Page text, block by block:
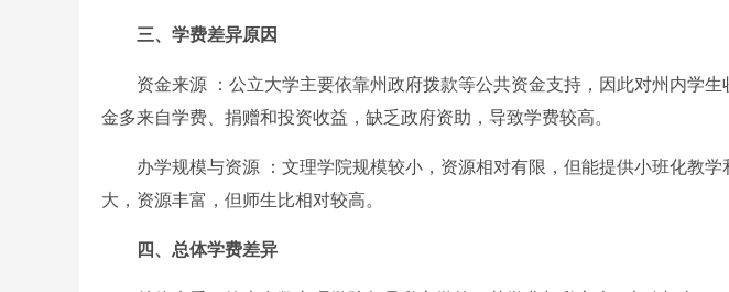
三、学费差异原因
资金来源 ：公立大学主要依靠州政府拨款等公共资金支持，因此对州内学生
金多来自学费、捐赠和投资收益，缺乏政府资助，导致学费较高。
办学规模与资源 ：文理学院规模较小，资源相对有限，但能提供小班化教学
大，资源丰富，但师生比相对较高。
四、总体学费差异